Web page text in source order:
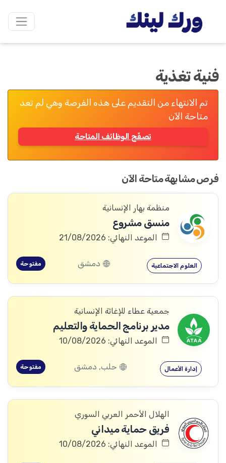
فنية تغذية
تم الانتهاء من التقديم على هذه الفرصة وهي لم تعد
متاحة الآن
تصفّح الوظائف المتاحة
فرص مشابهة متاحة الآن
منظمة بهار الإنسانية
منسق مشروع
الموعد النهائي: 21/08/2026
العلوم الاجتماعية دمشق مفتوحة
جمعية عطاء للإغاثة الإنسانية
مدير برنامج الحماية والتعليم
الموعد النهائي: 10/08/2026
إدارة الأعمال حلب, دمشق مفتوحة
الهلال الأحمر العربي السوري
فريق حماية ميداني
الموعد النهائي: 10/08/2026